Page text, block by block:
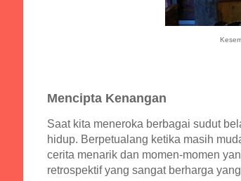
Mencipta Kenangan
Saat kita meneroka berbagai sudut
hidup. Berpetualang ketika masih
cerita menarik dan momen-momen
retrospektif yang sangat berharga